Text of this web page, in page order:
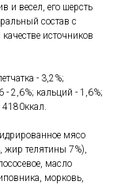
и весел, его шерсть
состав с
источников
- 3,2%;
- 2,6%; кальций - 1,6%;
мясо
жир телятины 7%),
масло
морковь,